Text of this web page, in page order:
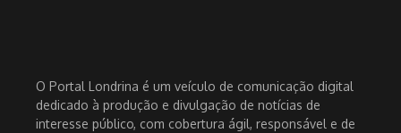
O Portal Londrina é um veículo de comunicação digital
dedicado à produção e divulgação de notícias de
interesse público, com cobertura ágil, responsável e de